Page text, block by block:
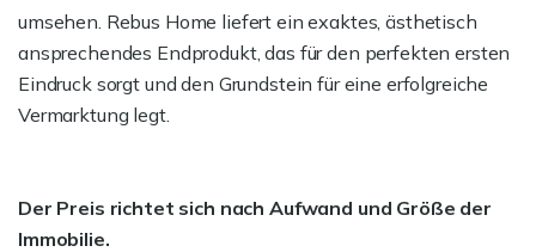
umsehen. Rebus Home liefert ein exaktes, ästhetisch
ansprechendes Endprodukt, das für den perfekten ersten
Eindruck sorgt und den Grundstein für eine erfolgreiche
Vermarktung legt.
Der Preis richtet sich nach Aufwand und Größe der
Immobilie.